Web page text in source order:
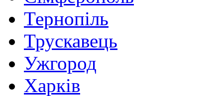
Тернопіль
Трускавець
Ужгород
Харків